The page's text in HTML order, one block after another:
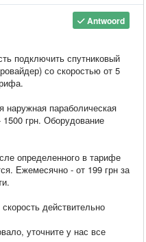
Antwoord
подключить спутниковый
со скоростью от 5
наружная параболическая
грн. Оборудование
определенного в тарифе
Ежемесячно - от 199 грн за
действительно
уточните у нас все